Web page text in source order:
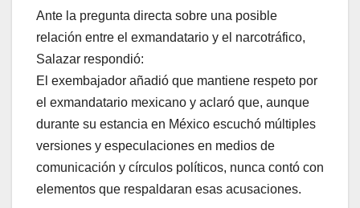
Ante la pregunta directa sobre una posible
relación entre el exmandatario y el narcotráfico,
Salazar respondió:
El exembajador añadió que mantiene respeto por
el exmandatario mexicano y aclaró que, aunque
durante su estancia en México escuchó múltiples
versiones y especulaciones en medios de
comunicación y círculos políticos, nunca contó con
elementos que respaldaran esas acusaciones.